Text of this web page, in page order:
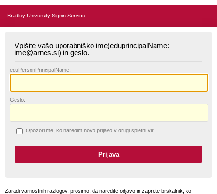
Bradley University Signin Service
Vpišite vašo uporabniško ime(eduprincipalName:
ime@arnes.si) in geslo.
eduPersonPrincipalName:
Geslo:
Opozori me, ko naredim novo prijavo v drugi spletni vir.
Zaradi varnostnih razlogov, prosimo, da naredite odjavo in zaprete brskalnik, ko